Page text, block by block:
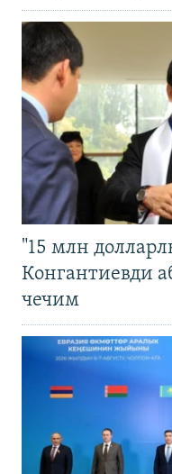
"15 млн
Конгантиевди
чечим